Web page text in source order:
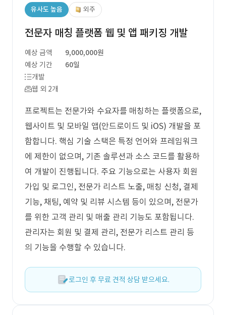
유사도 높음 외주
전문자 매칭 플랫폼 웹 및 앱 패키징 개발
예상 금액
9,000,000원
예상 기간
60일
개발
웹 외 2개
프로젝트는 전문가와 수요자를 매칭하는 플랫폼으로,
웹사이트 및 모바일 앱(안드로이드 및 iOS) 개발을 포
함합니다. 핵심 기술 스택은 특정 언어와 프레임워크
에 제한이 없으며, 기존 솔루션과 소스 코드를 활용하
여 개발이 진행됩니다. 주요 기능으로는 사용자 회원
가입 및 로그인, 전문가 리스트 노출, 매칭 신청, 결제
기능, 채팅, 예약 및 리뷰 시스템 등이 있으며, 전문가
를 위한 고객 관리 및 매출 관리 기능도 포함됩니다.
관리자는 회원 및 결제 관리, 전문가 리스트 관리 등
의 기능을 수행할 수 있습니다.
로그인 후 무료 견적 상담 받으세요.